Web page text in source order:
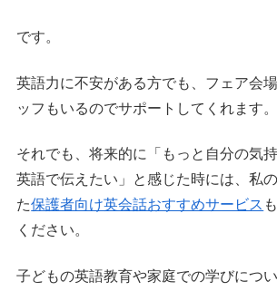
です。
英語力に不安がある方でも、フェア会
ッフもいるのでサポートしてくれます。
それでも、将来的に「もっと自分の気
英語で伝えたい」と感じた時には、私
た保護者向け英会話おすすめサービス
ください。
子どもの英語教育や家庭での学びにつ